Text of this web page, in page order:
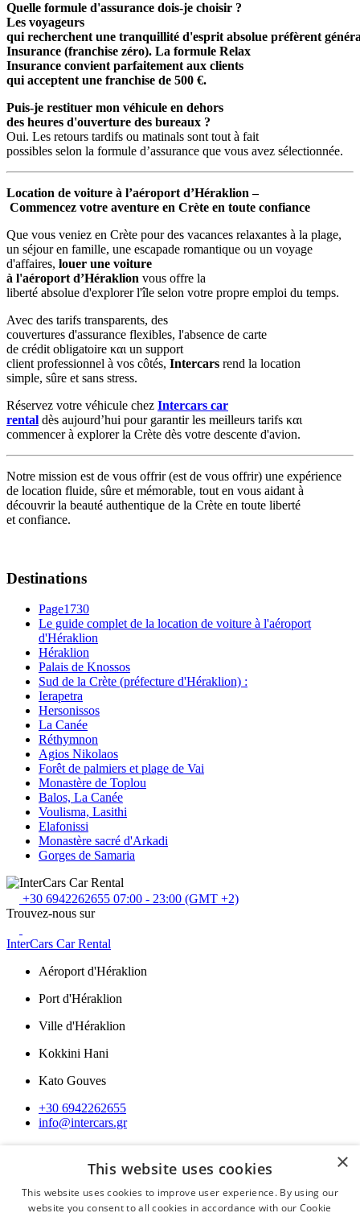
Quelle formule d'assurance dois-je choisir ?
Les voyageurs
qui recherchent une tranquillité d'esprit absolue préfèrent
Insurance (franchise zéro). La formule Relax
Insurance convient parfaitement aux clients
qui acceptent une franchise de 500 €.
Puis-je restituer mon véhicule en dehors
des heures d'ouverture des bureaux ?
Oui. Les retours tardifs ou matinals sont tout à fait
possibles selon la formule d’assurance que vous avez sélectionnée.
Location de voiture à l’aéroport d’Héraklion –
Commencez votre aventure en Crète en toute confiance
Que vous veniez en Crète pour des vacances relaxantes à la plage,
un séjour en famille, une escapade romantique ou un voyage
d'affaires, louer une voiture
à l'aéroport d’Héraklion vous offre la
liberté absolue d'explorer l'île selon votre propre emploi du temps.
Avec des tarifs transparents, des
couvertures d'assurance flexibles, l'absence de carte
de crédit obligatoire και un support
client professionnel à vos côtés, Intercars rend la location
simple, sûre et sans stress.
Réservez votre véhicule chez Intercars car
rental dès aujourd’hui pour garantir les meilleurs tarifs και
commencer à explorer la Crète dès votre descente d'avion.
Notre mission est de vous offrir (est de vous offrir) une expérience
de location fluide, sûre et mémorable, tout en vous aidant à
découvrir la beauté authentique de la Crète en toute liberté
et confiance.
Destinations
Page1730
Le guide complet de la location de voiture à l'aéroport
d'Héraklion
Héraklion
Palais de Knossos
Sud de la Crète (préfecture d'Héraklion) :
Ierapetra
Hersonissos
La Canée
Réthymnon
Agios Nikolaos
Forêt de palmiers et plage de Vai
Monastère de Toplou
Balos, La Canée
Voulisma, Lasithi
Elafonissi
Monastère sacré d'Arkadi
Gorges de Samaria
+30 6942262655 07:00 - 23:00 (GMT +2)
Trouvez-nous sur
InterCars Car Rental
Aéroport d'Héraklion
Port d'Héraklion
Ville d'Héraklion
Kokkini Hani
Kato Gouves
+30 6942262655
info@intercars.gr
Navigation
Notre flotte
Questions fréquemment posées
Lexique de Location
×
This website uses cookies
This website uses cookies to improve user experience. By using our
website you consent to all cookies in accordance with our Cookie